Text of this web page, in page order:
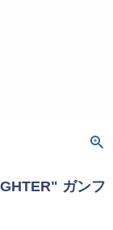
ガンフ